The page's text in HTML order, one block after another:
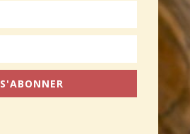
S'ABONNER